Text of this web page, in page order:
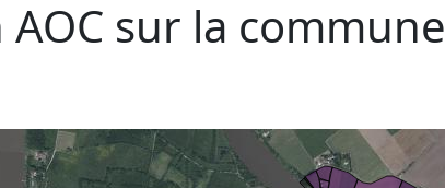
sur la commune